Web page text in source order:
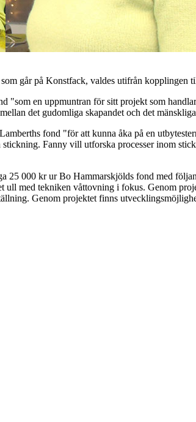
går på Konstfack, valdes utifrån kopplingen
en uppmuntran för sitt projekt som
det gudomliga skapandet och det
fond "för att kunna åka på en
Fanny vill utforska processer inom
25 000 kr ur Bo Hammarskjölds fond med
ull med tekniken våttovning i fokus. Genom
Genom projektet finns